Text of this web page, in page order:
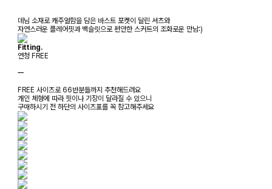
데님 소재로 캐주얼함을 담은 바스트 포켓이 달린 셔츠와
자연스러운 플레어핏과 백슬릿으로 편안한 스커트의 조화로운 만남:)
Fitting.
연청 FREE
ㅡ
FREE 사이즈로 66반분들까지 추천해드려요
개인 체형에 따라 핏이나 기장이 달라질 수 있으니
구매하시기 전 하단의 사이즈표를 꼭 참고해주세요